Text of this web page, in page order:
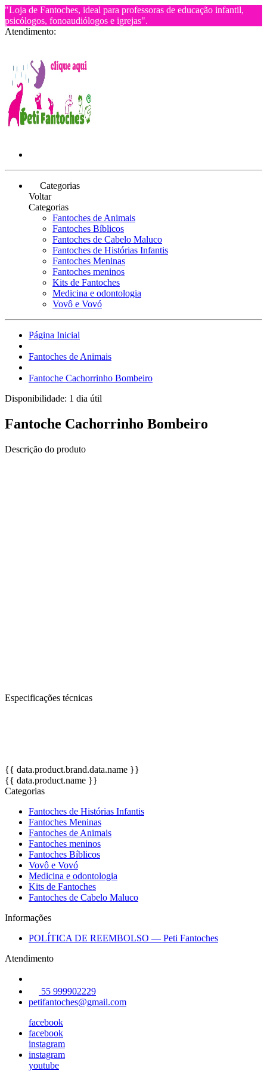
"Loja de Fantoches, ideal para professoras de educação infantil,
psicólogos, fonoaudiólogos e igrejas".
Atendimento:
Categorias
Voltar
Categorias
Fantoches de Animais
Fantoches Bíblicos
Fantoches de Cabelo Maluco
Fantoches de Histórias Infantis
Fantoches Meninas
Fantoches meninos
Kits de Fantoches
Medicina e odontologia
Vovô e Vovó
Página Inicial
Fantoches de Animais
Fantoche Cachorrinho Bombeiro
Disponibilidade: 1 dia útil
Fantoche Cachorrinho Bombeiro
Descrição do produto
Especificações técnicas
{{ data.product.brand.data.name }}
{{ data.product.name }}
Categorias
Fantoches de Histórias Infantis
Fantoches Meninas
Fantoches de Animais
Fantoches meninos
Fantoches Bíblicos
Vovô e Vovó
Medicina e odontologia
Kits de Fantoches
Fantoches de Cabelo Maluco
Informações
POLÍTICA DE REEMBOLSO — Peti Fantoches
Atendimento
55 999902229
petifantoches@gmail.com
facebook
facebook
instagram
instagram
youtube